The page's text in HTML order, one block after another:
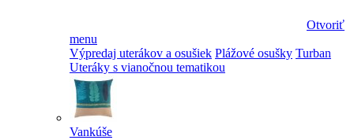
Otvoriť
menu
Výpredaj uterákov a osušiek Plážové osušky Turban
Uteráky s vianočnou tematikou
Vankúše